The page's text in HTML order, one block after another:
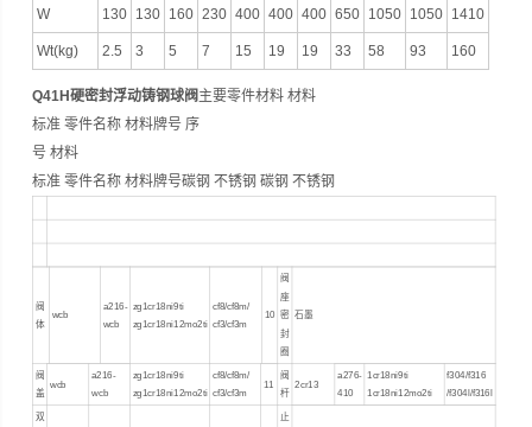
W 130 130 160 230 400 400 400 650 1050 1050 1410
Wt(kg) 2.5 3 5 7 15 19 19 33 58 93 160
Q41H硬密封浮动铸钢球阀 主要零件材料 材料
标准 零件名称 材料牌号 序
号 材料
标准 零件名称 材料牌号碳钢 不锈钢 碳钢 不锈钢
阀
体
wcb
a216-
wcb
zg1cr18ni9ti
zg1cr18ni12mo2ti
cf8/cf8m/
cf3/cf3m
10
阀
座
密
封
圈
石墨
阀
盖
wcb
a216-
wcb
zg1cr18ni9ti
zg1cr18ni12mo2ti
cf8/cf8m/
cf3/cf3m
11
阀
杆
2cr13
a276-
410
1cr18ni9ti
1cr18ni12mo2ti
f304/f316
/f304l/f316l
双 止